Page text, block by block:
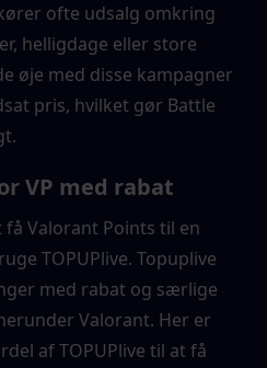
ofte udsalg omkring
helligdage eller store
øje med disse kampagner
pris, hvilket gør Battle
VP med rabat
få Valorant Points til en
TOPUPlive. Topuplive
med rabat og særlige
Valorant. Her er
af TOPUPlive til at få